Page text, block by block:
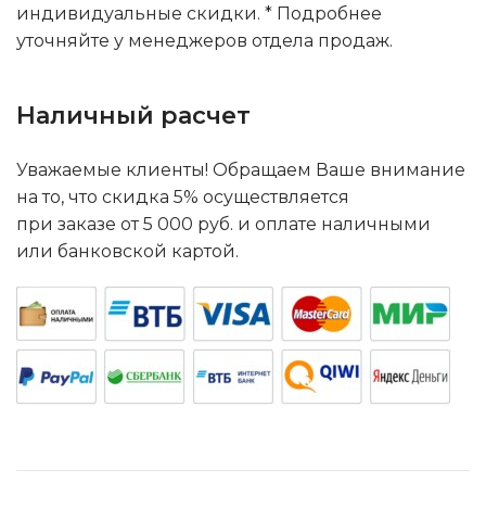
индивидуальные скидки. * Подробнее
уточняйте у менеджеров отдела продаж.
Наличный расчет
Уважаемые клиенты! Обращаем Ваше внимание
на то, что скидка 5% осуществляется
при заказе от 5 000 руб. и оплате наличными
или банковской картой.